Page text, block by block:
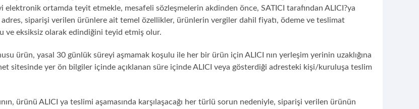
elektronik ortamda teyit etmekle, mesafeli sözleşmelerin akdinden önce, SATICI tarafından ALICI?ya
siparişi verilen ürünlere ait temel özellikler, ürünlerin vergiler dahil fiyatı, ödeme ve teslimat
ve eksiksiz olarak edindiğini teyid etmiş olur.
ürün, yasal 30 günlük süreyi aşmamak koşulu ile her bir ürün için ALICI nın yerleşim yerinin uzaklığına
sitesinde yer ön bilgiler içinde açıklanan süre içinde ALICI veya gösterdiği adresteki kişi/kuruluşa teslim
ürünü ALICI ya teslimi aşamasında karşılaşacağı her türlü sorun nedeniyle, siparişi verilen ürünün